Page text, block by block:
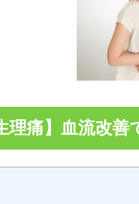
理痛】血流改